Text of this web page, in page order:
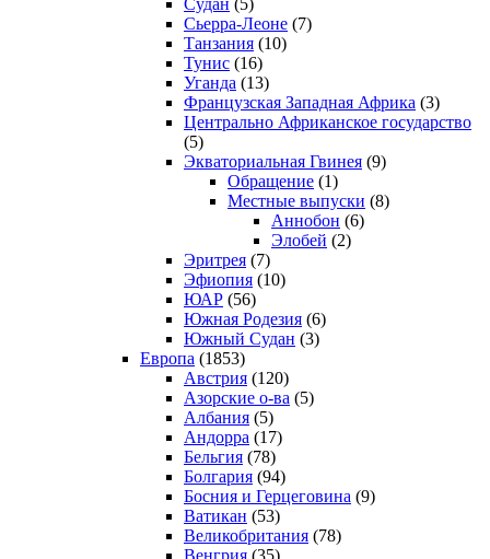
Сьерра-Леоне (7)
Танзания (10)
Тунис (16)
Уганда (13)
Французская Западная Африка (3)
Центрально Африканское государство
(5)
Экваториальная Гвинея (9)
Обращение (1)
Местные выпуски (8)
Аннобон (6)
Элобей (2)
Эритрея (7)
Эфиопия (10)
ЮАР (56)
Южная Родезия (6)
Южный Судан (3)
Европа (1853)
Австрия (120)
Азорские о-ва (5)
Албания (5)
Андорра (17)
Бельгия (78)
Болгария (94)
Босния и Герцеговина (9)
Ватикан (53)
Великобритания (78)
Венгрия (35)